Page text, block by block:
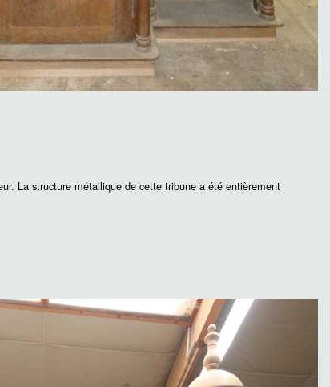
La structure métallique de cette tribune a été entièrement